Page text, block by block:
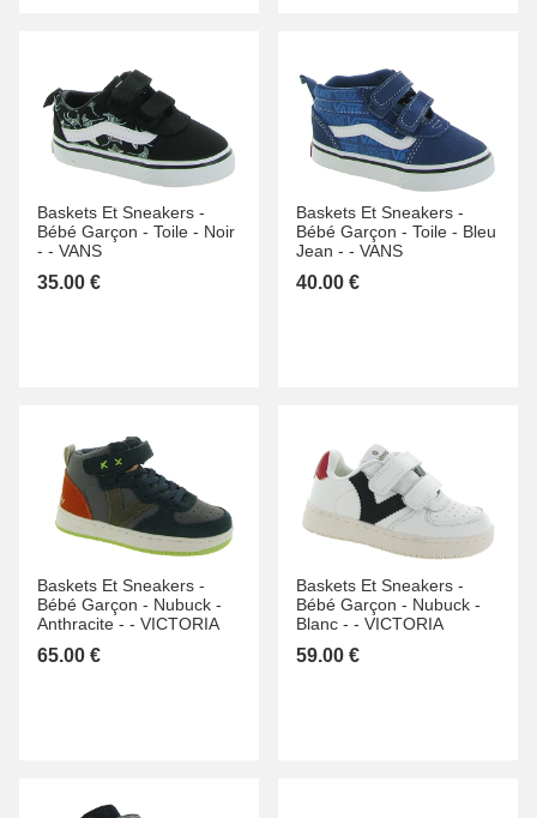
Baskets Et Sneakers -
Bébé Garçon - Toile - Noir
- - VANS
35.00 €
Baskets Et Sneakers -
Bébé Garçon - Toile - Bleu
Jean - - VANS
40.00 €
Baskets Et Sneakers -
Bébé Garçon - Nubuck -
Anthracite - - VICTORIA
65.00 €
Baskets Et Sneakers -
Bébé Garçon - Nubuck -
Blanc - - VICTORIA
59.00 €